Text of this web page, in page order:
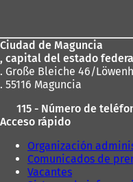
pies
Ciudad de Maguncia
, capital del estado
. Große Bleiche 46/
. 55116 Maguncia
115 - Número de
Acceso rápido
Organización
Comunicados de
Vacantes